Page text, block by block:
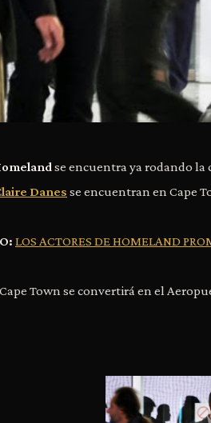
se encuentra ya rodando la
Danes se encuentran en Cape
LOS ACTORES DE HOMELAND
Town se convertirá en el